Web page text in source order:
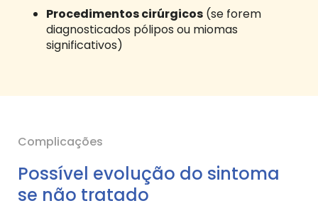
Procedimentos cirúrgicos (se forem
diagnosticados pólipos ou miomas
significativos)
Complicações
Possível evolução do sintoma
se não tratado